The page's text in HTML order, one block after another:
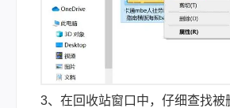
3、在回收站窗口中，仔细查找被